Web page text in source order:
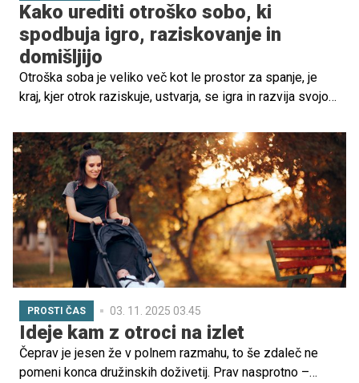
Kako urediti otroško sobo, ki
spodbuja igro, raziskovanje in
domišljijo
Otroška soba je veliko več kot le prostor za spanje, je
kraj, kjer otrok raziskuje, ustvarja, se igra in razvija svojo
kreativnost, učenje in družinsko povezovanje, hkrati pa
postane kotiček, kjer vsak dan doživlja male avanture.
PROSTI ČAS 03. 11. 2025 03.45
Ideje kam z otroci na izlet
Čeprav je jesen že v polnem razmahu, to še zdaleč ne
pomeni konca družinskih doživetij. Prav nasprotno –